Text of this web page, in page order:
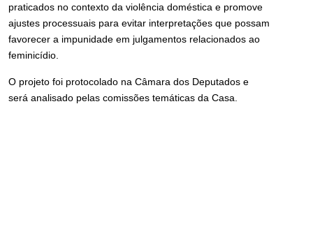
praticados no contexto da violência doméstica e promove
ajustes processuais para evitar interpretações que possam
favorecer a impunidade em julgamentos relacionados ao
feminicídio.
O projeto foi protocolado na Câmara dos Deputados e
será analisado pelas comissões temáticas da Casa.